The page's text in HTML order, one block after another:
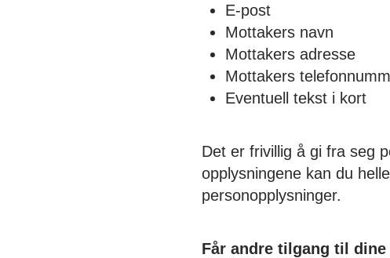
E-post
Mottakers navn
Mottakers adresse
Mottakers
Eventuell tekst i kort
Det er frivillig å gi fra seg
opplysningene kan du
personopplysninger.
Får andre tilgang til